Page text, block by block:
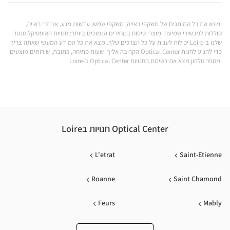
Optical
.מצא את כל המותגים של משקפי ראייה, משקפי שמש, עדשות מגע, אביזרי ראייה,
סוללות למכשירי שמיעה ומוצרי טיפוח במחירים הנמוכים ביותר: חנויות האופטיקל סנטר
שלנו ב-Loire יכולות לענות על כל הצרכים שלך. מצא את כל המידע המעשי שאתה צריך
כדי להגיע לחנות Optical Center הקרובה אליך: שעות פתיחה, כתובת, שירותים מוצעים
ומספר טלפון.מצא את רשימת החנויות Optical Center ב-Loire
Optical Center חנויות בLoire
Saint-Etienne
L'etrat
Saint Chamond
Roanne
Mably
Feurs
Montbrison